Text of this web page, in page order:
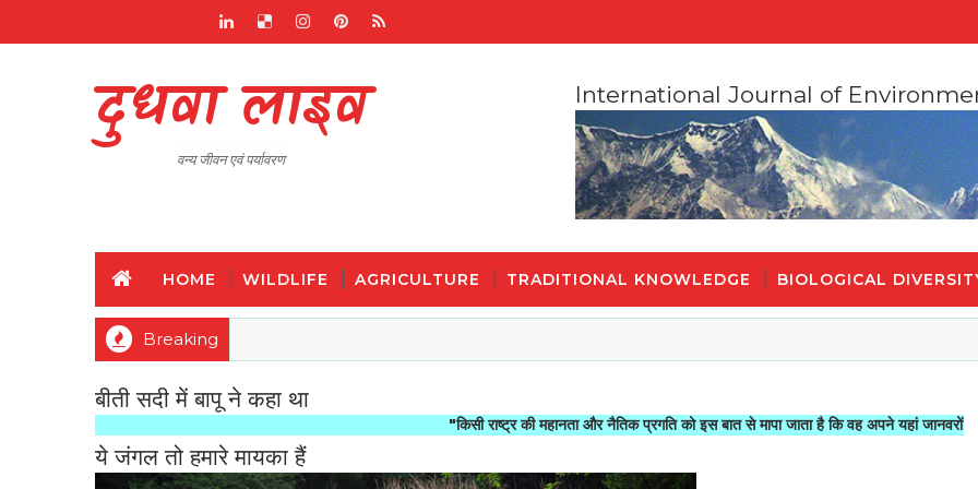
दुधवा लाइव
वन्य जीवन एवं पर्यावरण
International Journal of
HOME WILDLIFE AGRICULTURE TRADITIONAL KNOWLEDGE BIOLOGICAL
Breaking
बीती सदी में बापू ने कहा था
"किसी राष्ट्र की महानता और नैतिक प्रगति को इस बात से मापा जाता है कि वह अपने यहां जानवरों से किस तरह
ये जंगल तो हमारे मायका हैं